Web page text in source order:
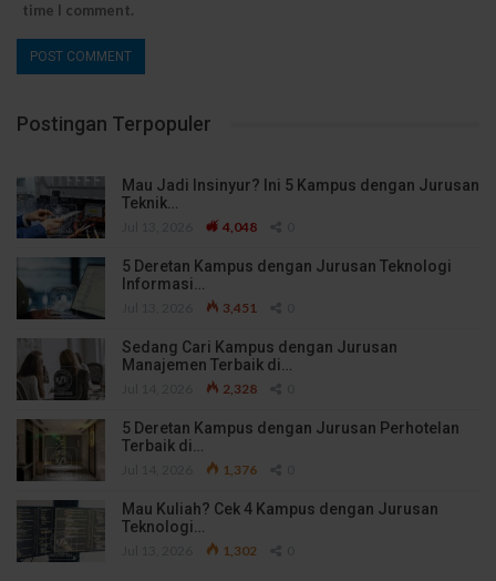
time I comment.
Postingan Terpopuler
Mau Jadi Insinyur? Ini 5 Kampus dengan Jurusan
Teknik…
4,048
5 Deretan Kampus dengan Jurusan Teknologi
Informasi…
3,451
Sedang Cari Kampus dengan Jurusan
Manajemen Terbaik di…
2,328
5 Deretan Kampus dengan Jurusan Perhotelan
Terbaik di…
1,376
Mau Kuliah? Cek 4 Kampus dengan Jurusan
Teknologi…
1,302